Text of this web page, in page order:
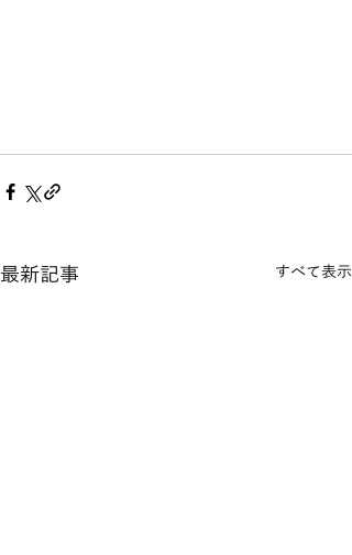
最新記事 すべて表示